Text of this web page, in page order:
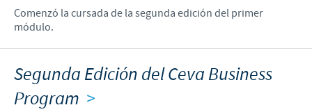
Comenzó la cursada de la segunda edición del primer
módulo.
Segunda Edición del Ceva Business
Program >